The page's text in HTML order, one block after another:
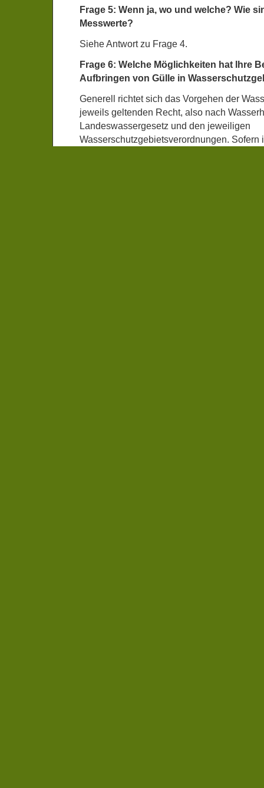
Frage 5: Wenn ja, wo und welche? Wie
Messwerte?
Siehe Antwort zu Frage 4.
Frage 6: Welche Möglichkeiten hat lhre
Aufbringen von Gülle in
Generell richtet sich das Vorgehen der
jeweils geltenden Recht, also nach
Landeswassergesetz und den jeweiligen
Wasserschutzgebietsverordnungen. Sofern